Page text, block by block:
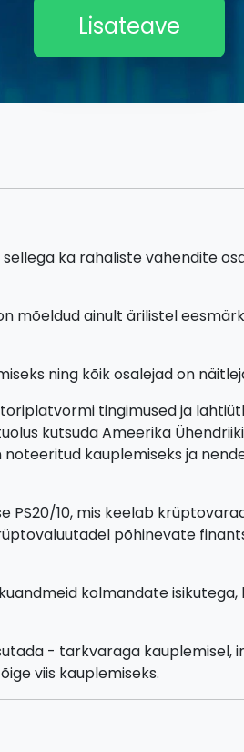
Lisateave
ka rahaliste vahendite
mõeldud ainult ärilistel
ning kõik osalejad on
tingimused ja
kutsuda Ameerika
kauplemiseks ja
10, mis keelab
põhinevate
kolmandate
- tarkvaraga
viis kauplemiseks.